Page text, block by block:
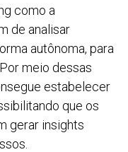
como a
de analisar
autônoma, para
meio dessas
estabelecer
que os
gerar insights